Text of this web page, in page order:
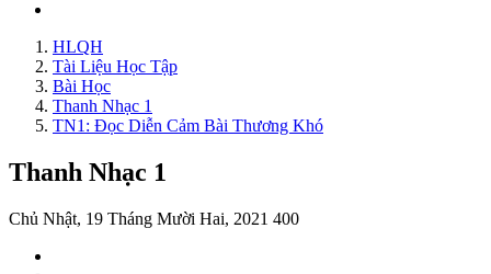
HLQH
Tài Liệu Học Tập
Bài Học
Thanh Nhạc 1
TN1: Đọc Diễn Cảm Bài Thương Khó
Thanh Nhạc 1
Chủ Nhật, 19 Tháng Mười Hai, 2021 400